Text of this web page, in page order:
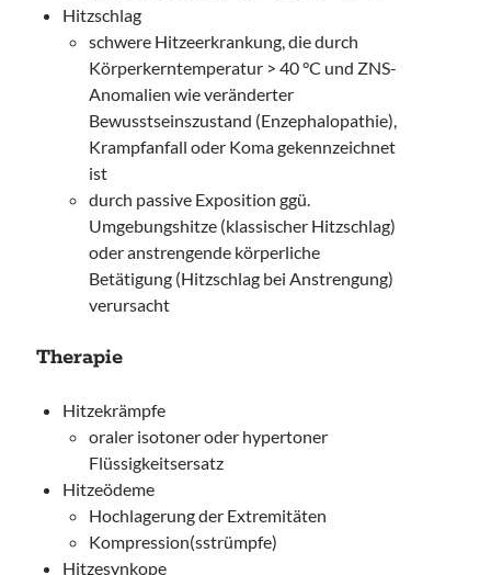
Hitzschlag
schwere Hitzeerkrankung, die durch
Körperkerntemperatur > 40 °C und ZNS-
Anomalien wie veränderter
Bewusstseinszustand (Enzephalopathie),
Krampfanfall oder Koma gekennzeichnet
ist
durch passive Exposition ggü.
Umgebungshitze (klassischer Hitzschlag)
oder anstrengende körperliche
Betätigung (Hitzschlag bei Anstrengung)
verursacht
Therapie
Hitzekrämpfe
oraler isotoner oder hypertoner
Flüssigkeitsersatz
Hitzeödeme
Hochlagerung der Extremitäten
Kompression(sstrümpfe)
Hitzesynkope